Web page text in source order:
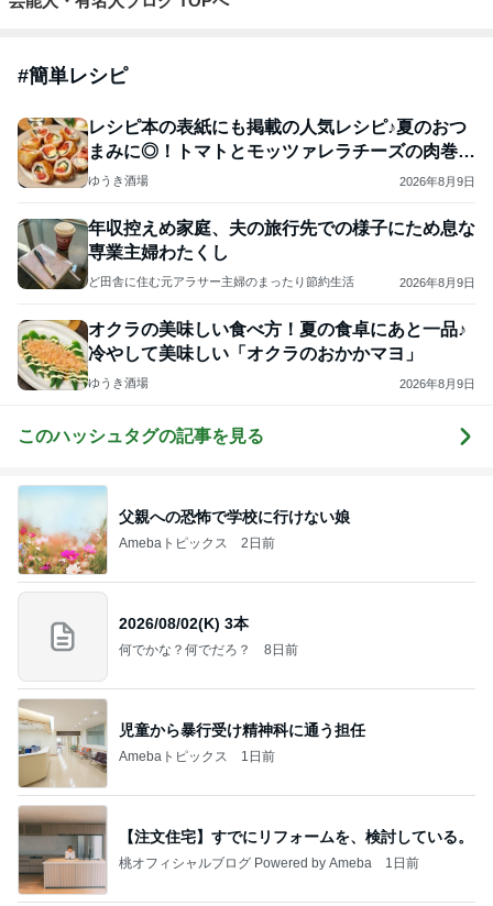
#簡単レシピ
レシピ本の表紙にも掲載の人気レシピ♪夏のおつ
まみに◎！トマトとモッツァレラチーズの肉巻き
フライ
ゆうき酒場 2026年8月9日
年収控えめ家庭、夫の旅行先での様子にため息な
専業主婦わたくし
ど田舎に住む元アラサー主婦のまったり節約生活 2026年8月9日
オクラの美味しい食べ方！夏の食卓にあと一品♪
冷やして美味しい「オクラのおかかマヨ」
ゆうき酒場 2026年8月9日
このハッシュタグの記事を見る
父親への恐怖で学校に行けない娘
Amebaトピックス 2日前
2026/08/02(K) 3本
何でかな？何でだろ？ 8日前
児童から暴行受け精神科に通う担任
Amebaトピックス 1日前
【注文住宅】すでにリフォームを、検討している。
桃オフィシャルブログ Powered by Ameba 1日前